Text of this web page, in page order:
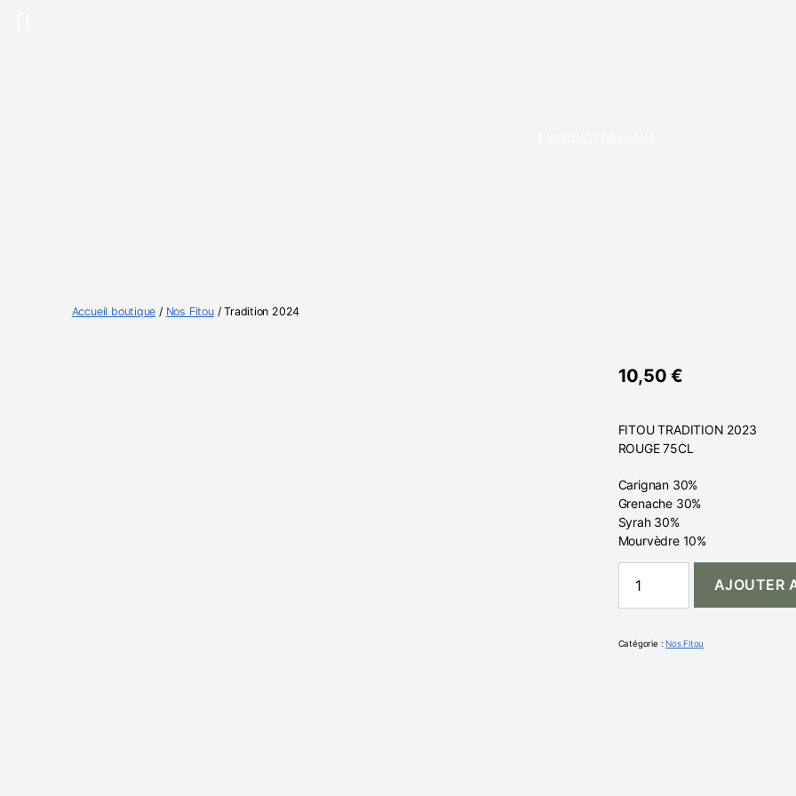
Accueil boutique / Nos Fitou/ Tradition 2024
10,50€
FITOU TRADITION 2023
ROUGE 75CL
Carignan 30%
Grenache 30%
Syrah 30%
Mourvèdre 10%
AJOUTER
Catégorie :Nos Fitou